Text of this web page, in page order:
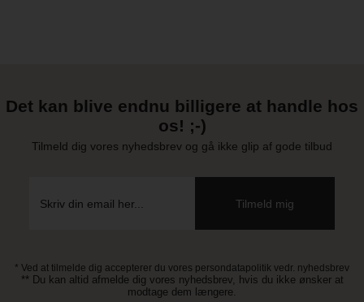
Det kan blive endnu billigere at handle hos
os! ;-)
Tilmeld dig vores nyhedsbrev og gå ikke glip af gode tilbud
* Ved at tilmelde dig accepterer du vores persondatapolitik vedr. nyhedsbrev
** Du kan altid afmelde dig vores nyhedsbrev, hvis du ikke ønsker at
modtage dem længere.